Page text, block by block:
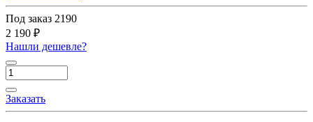
Под заказ 2190
2 190 ₽
Нашли дешевле?
Заказать